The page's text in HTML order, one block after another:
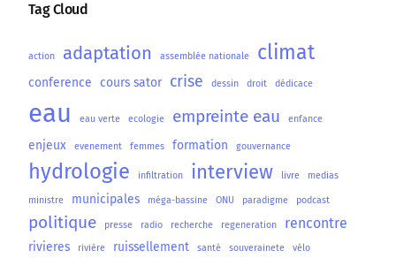
Tag Cloud
action adaptation assemblée nationale climat
conference cours sator crise dessin droit dédicace
eau eau verte ecologie empreinte eau enfance
enjeux evenement femmes formation gouvernance
hydrologie infiltration interview livre medias
ministre municipales méga-bassine ONU paradigme podcast
politique presse radio recherche regeneration rencontre
rivieres rivière ruissellement santé souverainete vélo